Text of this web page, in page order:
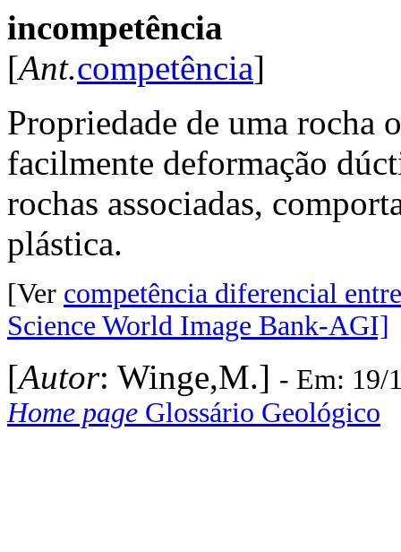
incompetência
[Ant.competência]
Propriedade de uma rocha
facilmente deformação
rochas associadas,
plástica.
[Ver competência diferencial
Science World Image Bank-AGI]
[Autor: Winge,M.] - Em: 19/
Home page Glossário Geológico